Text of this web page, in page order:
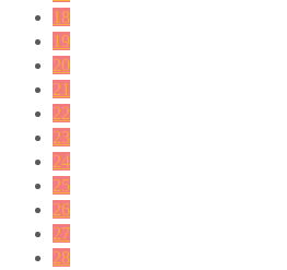
18
19
20
21
22
23
24
25
26
27
28